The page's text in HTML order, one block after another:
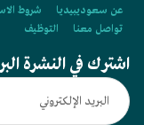
عن سعوديبيديا شروط
تواصل معنا
التوظيف
اشترك في النشرة